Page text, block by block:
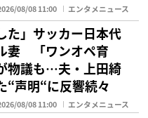
08/08 11:00 エンタメニュース
た」サッカー日本代
妻 「ワンオペ育
物議も…夫・上田綺
“声明“に反響続々
08/08 11:00 エンタメニュース